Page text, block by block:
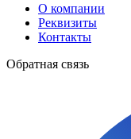
О компании
Реквизиты
Контакты
Обратная связь